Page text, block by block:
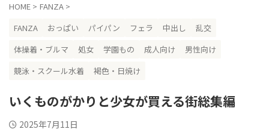
HOME > FANZA >
FANZA
おっぱい パイパン フェラ 中出し
乱交
体操着・ブルマ
処女 学園もの 成人向け
男性向け
競泳・スクール水着
褐色・日焼け
いくものがかりと少女が買える街総集編
2025年7月11日